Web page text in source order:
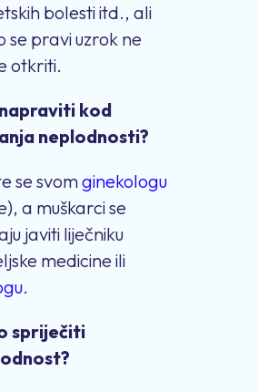
bolesti itd., ali
se pravi uzrok ne
otkriti.
kod
neplodnosti?
se svomginekologu
a muškarci se
javiti liječniku
medicine ili
.
spriječiti